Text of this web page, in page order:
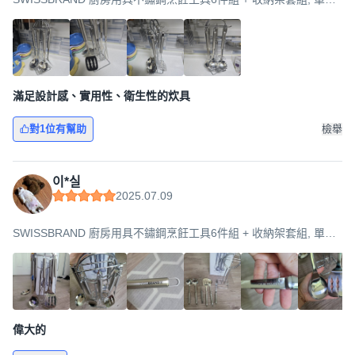
滿足設計感、實用性、衛生性的炊具
對1位有幫助 檢舉
이*실
2025.07.09
SWISSBRAND 廚房用具不鏽鋼烹飪工具6件組 + 收納架套組, 單一
偉大的